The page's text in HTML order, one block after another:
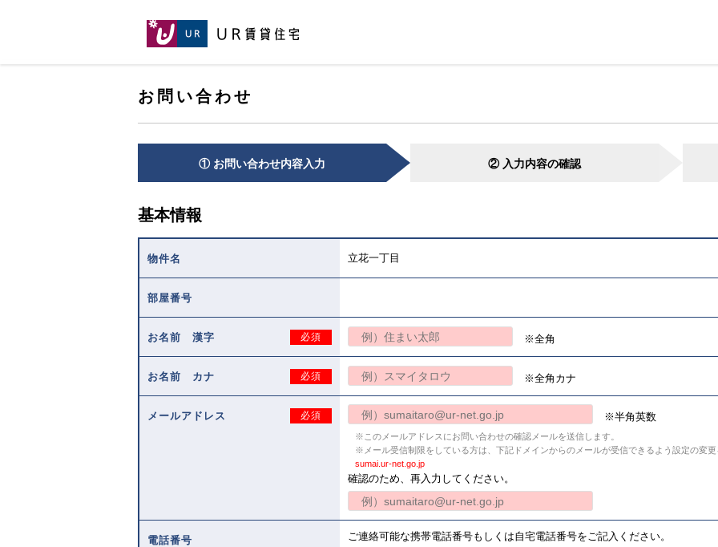
お問い合わせ
① お問い合わせ内容入力 ② 入力内容の確認
基本情報
物件名 立花一丁目
部屋番号
お名前 漢字 必須 ※全角
お名前 カナ 必須 ※全角カナ
メールアドレス 必須 ※半角英数
※このメールアドレスにお問い合わせの確認メールを送信します。
※メール受信制限をしている方は、下記ドメインからのメールが受信できるよう設定の変更
sumai.ur-net.go.jp
確認のため、再入力してください。
電話番号
ご連絡可能な携帯電話番号もしくは自宅電話番号をご記入ください。